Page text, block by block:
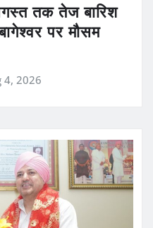
तक तेज बारिश
पर मौसम
4, 2026